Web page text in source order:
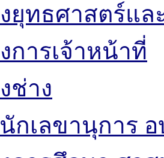
ยุทธศาสตร์แ
การเจ้าหน้าที่
ช่าง
กเลขานุการ อ